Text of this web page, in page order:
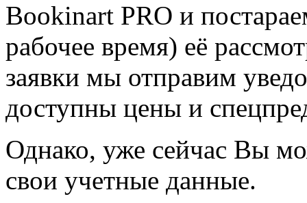
Bookinart PRO и
рабочее время) её
заявки мы отправим
доступны цены и
Однако, уже сейчас Вы
свои учетные данные.